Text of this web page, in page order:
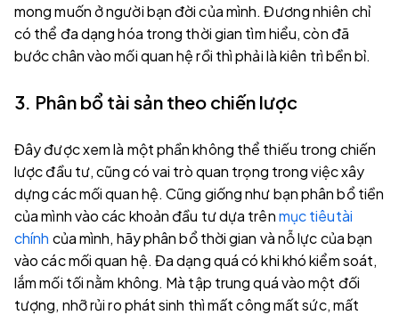
mong muốn ở người bạn đời của mình. Đương nhiên chỉ
có thể đa dạng hóa trong thời gian tìm hiểu, còn đã
bước chân vào mối quan hệ rồi thì phải là kiên trì bền bỉ.
3. Phân bổ tài sản theo chiến lược
Đây được xem là một phần không thể thiếu trong chiến
lược đầu tư, cũng có vai trò quan trọng trong việc xây
dựng các mối quan hệ. Cũng giống như bạn phân bổ tiền
của mình vào các khoản đầu tư dựa trênmục tiêutài
chính của mình, hãy phân bổ thời gian và nỗ lực của bạn
vào các mối quan hệ. Đa dạng quá có khi khó kiểm soát,
lắm mối tối nằm không. Mà tập trung quá vào một đối
tượng, nhỡ rủi ro phát sinh thì mất công mất sức, mất